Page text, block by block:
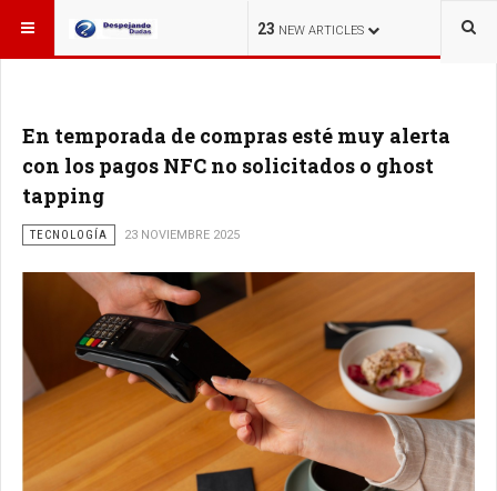
23 NEW ARTICLES
ESTÁ AQUÍ:
En temporada de compras esté muy alerta
con los pagos NFC no solicitados o ghost
tapping
TECNOLOGÍA 23 NOVIEMBRE 2025